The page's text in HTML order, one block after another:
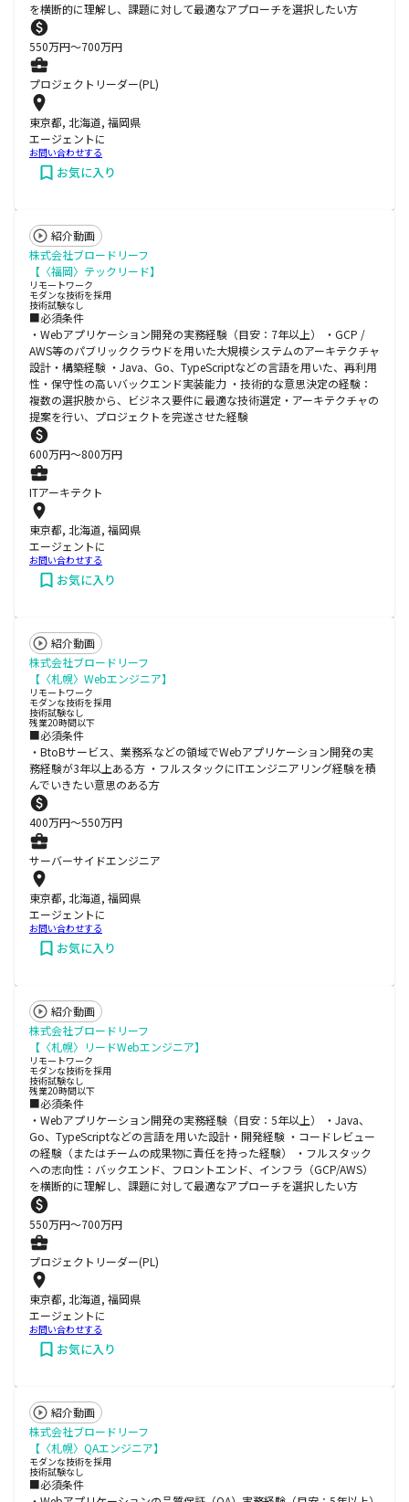
を横断的に理解し、課題に対して最適なアプローチを選択したい方
550万円〜700万円
プロジェクトリーダー(PL)
東京都, 北海道, 福岡県
エージェントに
お問い合わせする
お気に入り
紹介動画
株式会社ブロードリーフ
【〈福岡〉テックリード】
リモートワーク
モダンな技術を採用
技術試験なし
■必須条件
・Webアプリケーション開発の実務経験（目安：7年以上） ・GCP /
AWS等のパブリッククラウドを用いた大規模システムのアーキテクチャ
設計・構築経験 ・Java、Go、TypeScriptなどの言語を用いた、再利用
性・保守性の高いバックエンド実装能力 ・技術的な意思決定の経験：
複数の選択肢から、ビジネス要件に最適な技術選定・アーキテクチャの
提案を行い、プロジェクトを完遂させた経験
600万円〜800万円
ITアーキテクト
東京都, 北海道, 福岡県
エージェントに
お問い合わせする
お気に入り
紹介動画
株式会社ブロードリーフ
【〈札幌〉Webエンジニア】
リモートワーク
モダンな技術を採用
技術試験なし
残業20時間以下
■必須条件
・BtoBサービス、業務系などの領域でWebアプリケーション開発の実
務経験が3年以上ある方 ・フルスタックにITエンジニアリング経験を積
んでいきたい意思のある方
400万円〜550万円
サーバーサイドエンジニア
東京都, 北海道, 福岡県
エージェントに
お問い合わせする
お気に入り
紹介動画
株式会社ブロードリーフ
【〈札幌〉リードWebエンジニア】
リモートワーク
モダンな技術を採用
技術試験なし
残業20時間以下
■必須条件
・Webアプリケーション開発の実務経験（目安：5年以上） ・Java、
Go、TypeScriptなどの言語を用いた設計・開発経験 ・コードレビュー
の経験（またはチームの成果物に責任を持った経験） ・フルスタック
への志向性：バックエンド、フロントエンド、インフラ（GCP/AWS）
を横断的に理解し、課題に対して最適なアプローチを選択したい方
550万円〜700万円
プロジェクトリーダー(PL)
東京都, 北海道, 福岡県
エージェントに
お問い合わせする
お気に入り
紹介動画
株式会社ブロードリーフ
【〈札幌〉QAエンジニア】
モダンな技術を採用
技術試験なし
■必須条件